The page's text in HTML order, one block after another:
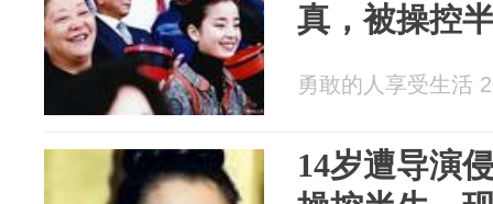
真，被操控
勇敢的人享受生活
14岁遭导演